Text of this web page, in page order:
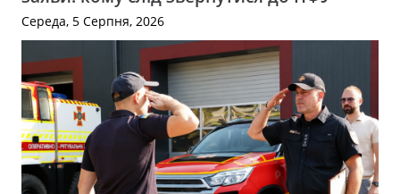
Середа, 5 Серпня, 2026